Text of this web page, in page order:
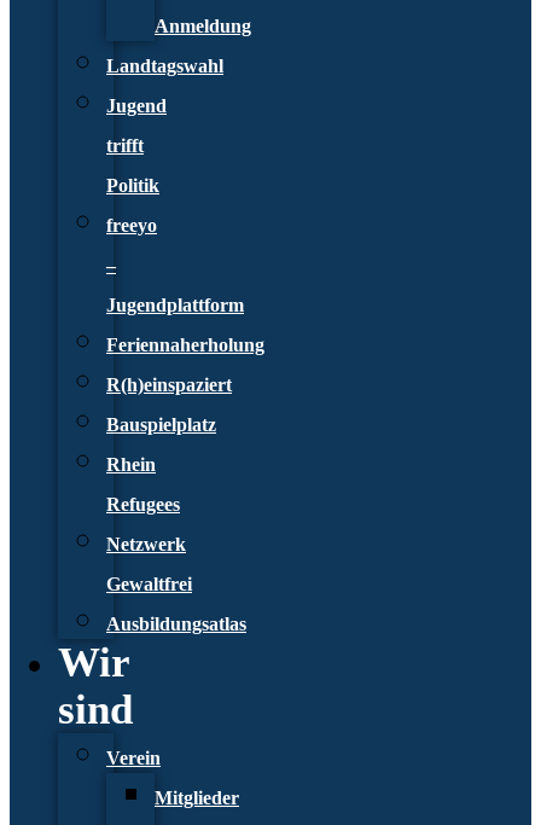
Anmeldung
Landtagswahl
Jugend
trifft
Politik
freeyo
–
Jugendplattform
Feriennaherholung
R(h)einspaziert
Bauspielplatz
Rhein
Refugees
Netzwerk
Gewaltfrei
Ausbildungsatlas
Wir
sind
Verein
Mitglieder